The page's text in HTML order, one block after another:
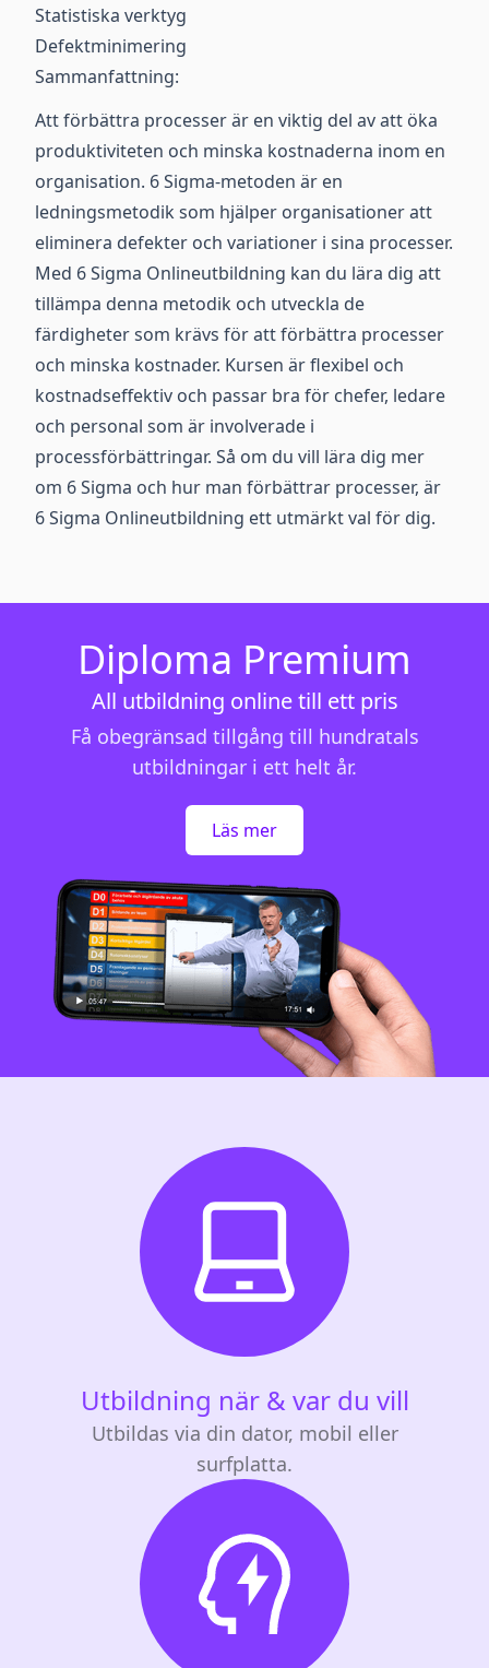
Statistiska verktyg
Defektminimering
Sammanfattning:
Att förbättra processer är en viktig del av att öka
produktiviteten och minska kostnaderna inom en
organisation. 6 Sigma-metoden är en
ledningsmetodik som hjälper organisationer att
eliminera defekter och variationer i sina processer.
Med 6 Sigma Onlineutbildning kan du lära dig att
tillämpa denna metodik och utveckla de
färdigheter som krävs för att förbättra processer
och minska kostnader. Kursen är flexibel och
kostnadseffektiv och passar bra för chefer, ledare
och personal som är involverade i
processförbättringar. Så om du vill lära dig mer
om 6 Sigma och hur man förbättrar processer, är
6 Sigma Onlineutbildning ett utmärkt val för dig.
Diploma Premium
All utbildning online till ett pris
Få obegränsad tillgång till hundratals
utbildningar i ett helt år.
Läs mer
Utbildning när & var du vill
Utbildas via din dator, mobil eller
surfplatta.